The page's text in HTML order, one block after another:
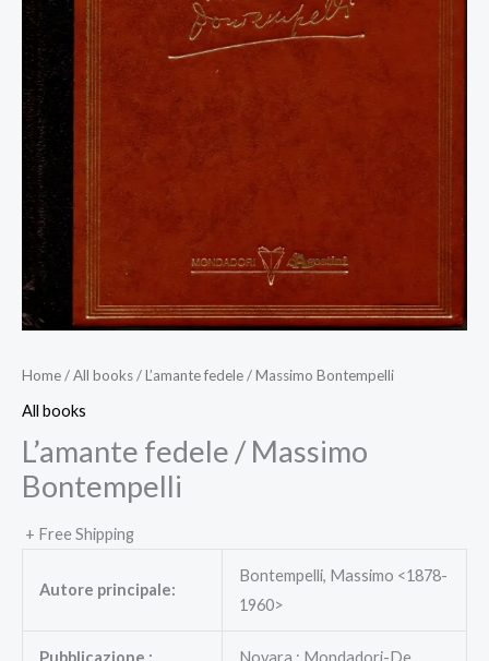
Home/All books/ L’amante fedele / Massimo Bontempelli
All books
L’amante fedele / Massimo
Bontempelli
+ Free Shipping
Autore principale:
Bontempelli, Massimo <1878-
1960>
Pubblicazione :
Novara : Mondadori-De